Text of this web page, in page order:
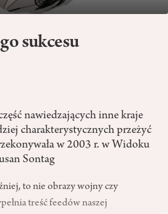
sukcesu
nawiedzających inne kraje
charakterystycznych przeżyć
w 2003 r. w Widoku
Sontag
to nie obrazy wojny czy
treść feedów naszej